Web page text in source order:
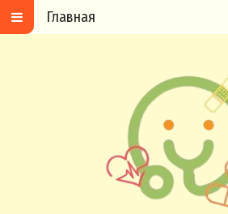
Главная